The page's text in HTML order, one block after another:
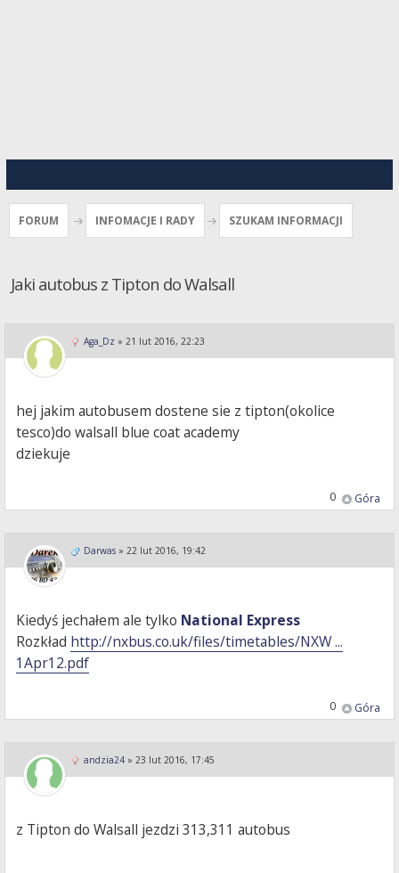
FORUM INFOMACJE I RADY SZUKAM INFORMACJI
Jaki autobus z Tipton do Walsall
Aga_Dz » 21 lut 2016, 22:23
hej jakim autobusem dostene sie z tipton(okolice
tesco)do walsall blue coat academy
dziekuje
Góra
0
Darwas » 22 lut 2016, 19:42
Kiedyś jechałem ale tylko National Express
Rozkład http://nxbus.co.uk/files/timetables/NXW ...
1Apr12.pdf
Góra
0
andzia24 » 23 lut 2016, 17:45
z Tipton do Walsall jezdzi 313,311 autobus